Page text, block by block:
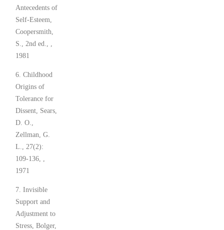
Antecedents of
Self-Esteem,
Coopersmith,
S., 2nd ed., ,
1981
6. Childhood
Origins of
Tolerance for
Dissent, Sears,
D. O.,
Zellman, G.
L., 27(2):
109-136, ,
1971
7. Invisible
Support and
Adjustment to
Stress, Bolger,